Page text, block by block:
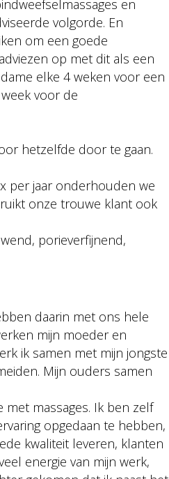
en
volgorde. En
om een goede
op met dit als een
elke 4 weken voor een
voor de
hetzelfde door te gaan.
per jaar onderhouden we
onze trouwe klant ook
porieverfijnend,
daarin met ons hele
mijn moeder en
ik samen met mijn jongste
Mijn ouders samen
massages. Ik ben zelf
opgedaan te hebben,
kwaliteit leveren, klanten
energie van mijn werk,